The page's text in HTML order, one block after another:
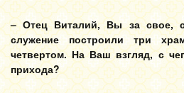
– Отец Виталий, Вы за свое,
служение построили три
четвертом. На Ваш взгляд, с
прихода?